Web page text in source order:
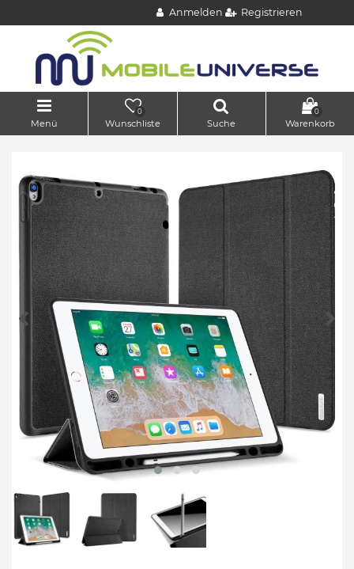
Anmelden Registrieren
Menü
0
Wunschliste Suche
0
Warenkorb